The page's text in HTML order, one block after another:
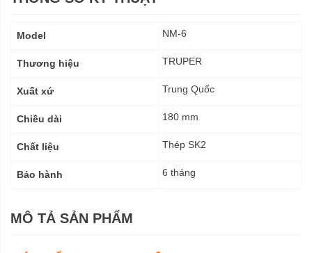
kỹ
Model NM-6
Thương hiệu TRUPER
Xuất xứ Trung Quốc
Chiều dài 180 mm
Chất liệu Thép SK2
Bảo hành 6 tháng
MÔ TẢ SẢN PHẨM